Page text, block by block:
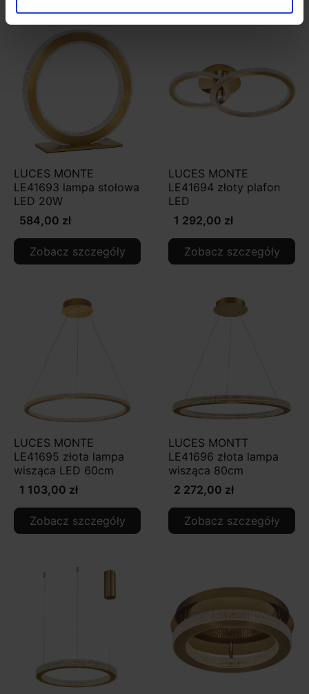
LUCES MONTE
LE41693 lampa stołowa
LED 20W
584,00 zł
Zobacz szczegóły
LUCES MONTE
LE41694 złoty plafon
LED
1 292,00 zł
Zobacz szczegóły
LUCES MONTE
LE41695 złota lampa
wisząca LED 60cm
1 103,00 zł
Zobacz szczegóły
LUCES MONTT
LE41696 złota lampa
wisząca 80cm
2 272,00 zł
Zobacz szczegóły